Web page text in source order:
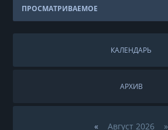
ПРОСМАТРИВАЕМОЕ
КАЛЕНДАРЬ
АРХИВ
«Август 2026 »